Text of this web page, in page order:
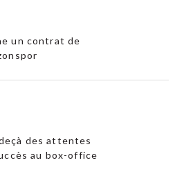
un contrat de
des attentes
au box-office